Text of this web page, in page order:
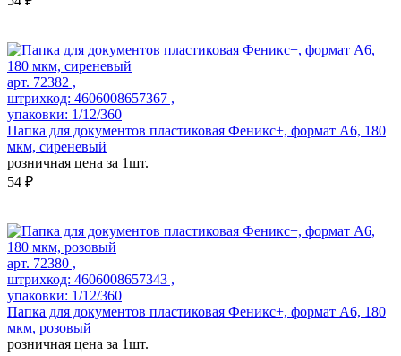
арт. 72382 ,
штрихкод: 4606008657367 ,
упаковки: 1/12/360
Папка для документов пластиковая Феникс+, формат А6, 180
мкм, сиреневый
розничная цена за 1шт.
54 ₽
арт. 72380 ,
штрихкод: 4606008657343 ,
упаковки: 1/12/360
Папка для документов пластиковая Феникс+, формат А6, 180
мкм, розовый
розничная цена за 1шт.